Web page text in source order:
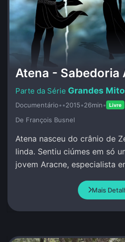
Atena - Sabedoria
Grandes
Documentário••2015•26min• Livre
De François Busnel
Atena nasceu do crânio de
linda. Sentiu ciúmes em só
jovem Aracne, especialista
Mais